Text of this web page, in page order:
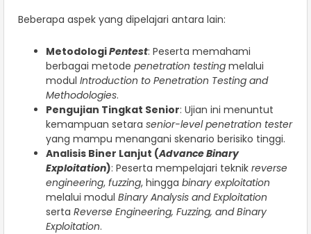
Beberapa aspek yang dipelajari antara lain:
MetodologiPentest: Peserta memahami
berbagai metode penetration testing melalui
modul Introduction to Penetration Testing and
Methodologies.
Pengujian Tingkat Senior: Ujian ini menuntut
kemampuan setara senior-level penetration tester
yang mampu menangani skenario berisiko tinggi.
Analisis Biner Lanjut (Advance Binary
Exploitation): Peserta mempelajari teknik reverse
engineering, fuzzing, hingga binary exploitation
melalui modul Binary Analysis and Exploitation
serta Reverse Engineering, Fuzzing, and Binary
Exploitation.